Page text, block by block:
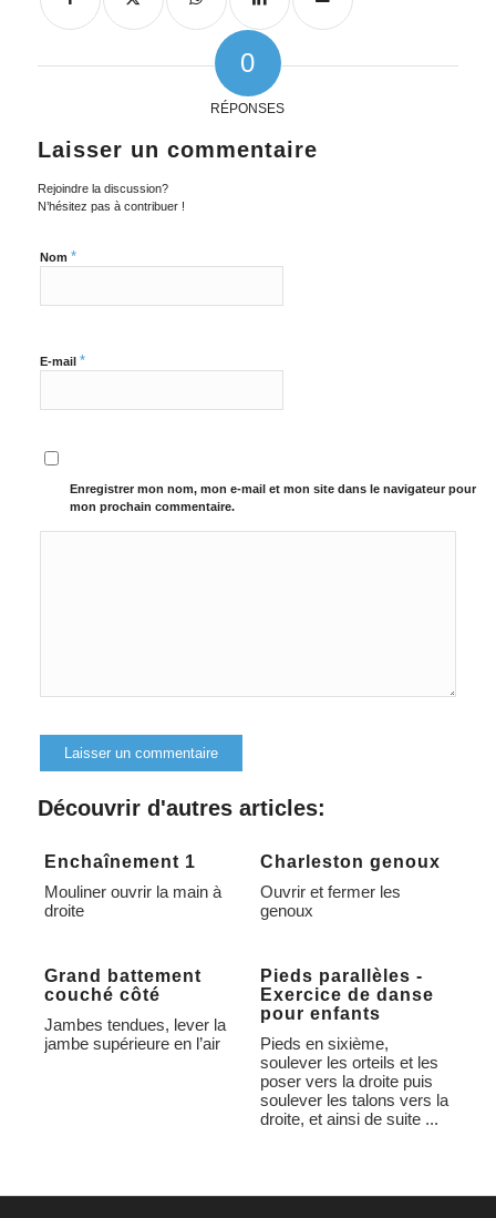
0
RÉPONSES
Laisser un commentaire
Rejoindre la discussion?
N’hésitez pas à contribuer !
Nom *
E-mail *
Enregistrer mon nom, mon e-mail et mon site dans le navigateur pour
mon prochain commentaire.
Alternative:
Découvrir d'autres articles:
Enchaînement 1
Mouliner ouvrir la main à
droite
Charleston genoux
Ouvrir et fermer les
genoux
Grand battement
couché côté
Jambes tendues, lever la
jambe supérieure en l’air
Pieds parallèles -
Exercice de danse
pour enfants
Pieds en sixième,
soulever les orteils et les
poser vers la droite puis
soulever les talons vers la
droite, et ainsi de suite ...